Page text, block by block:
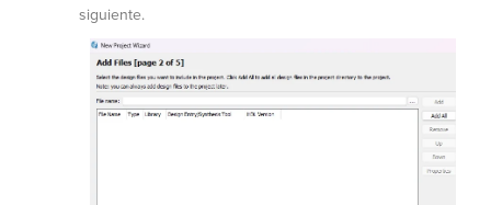
siguiente.